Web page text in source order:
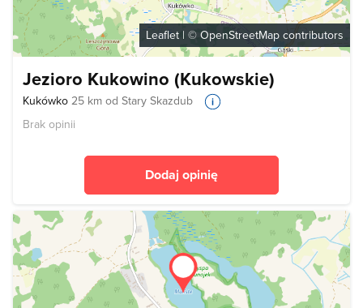
Leaflet | © OpenStreetMap contributors
Jezioro Kukowino (Kukowskie)
Kukówko 25 km od Stary Skazdub
Brak opinii
Dodaj opinię